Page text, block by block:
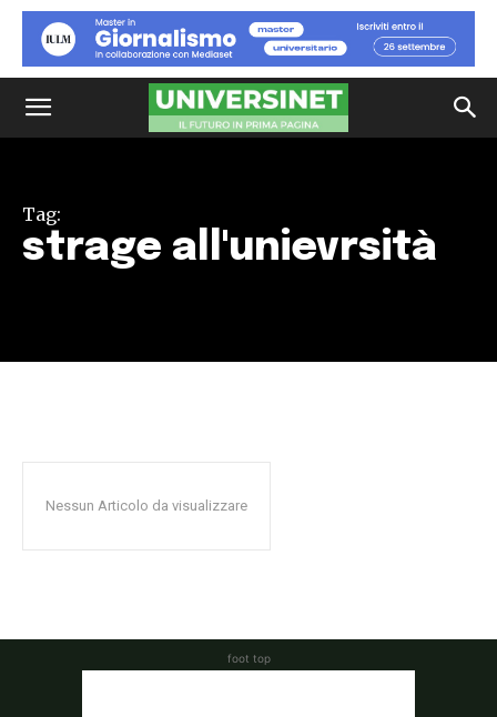
Tag:
strage all'unievrsità
Nessun Articolo da visualizzare
foot top